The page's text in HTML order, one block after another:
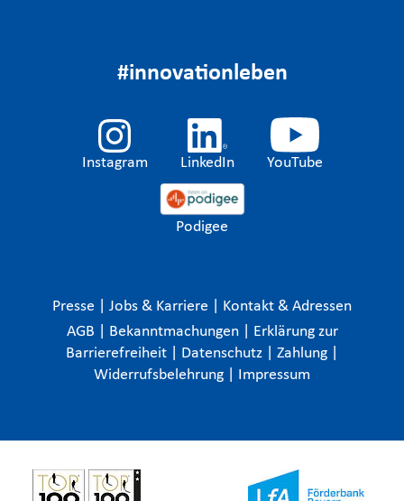
#innovationleben
Instagram LinkedIn YouTube
Podigee
Presse Jobs & Karriere
Kontakt & Adressen
AGB
Bekanntmachungen
Erklärung zur
Barrierefreiheit
Datenschutz Zahlung
Widerrufsbelehrung
Impressum